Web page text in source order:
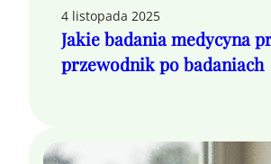
4 listopada 2025
Jakie badania medycyna
przewodnik po badaniach